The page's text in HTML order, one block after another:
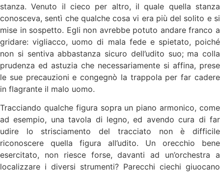
stanza. Venuto il cieco per altro, il quale quella stanza
conosceva, sentì che qualche cosa vi era più del solito e si
mise in sospetto. Egli non avrebbe potuto andare franco a
gridare: vigliacco, uomo di mala fede e spietato, poiché
non si sentiva abbastanza sicuro dell’udito suo; ma colla
prudenza ed astuzia che necessariamente si affina, prese
le sue precauzioni e congegnò la trappola per far cadere
in flagrante il malo uomo.
Tracciando qualche figura sopra un piano armonico, come
ad esempio, una tavola di legno, ed avendo cura di far
udire lo strisciamento del tracciato non è difficile
riconoscere quella figura all’udito. Un orecchio bene
esercitato, non riesce forse, davanti ad un’orchestra a
localizzare i diversi strumenti? Parecchi ciechi giuocano